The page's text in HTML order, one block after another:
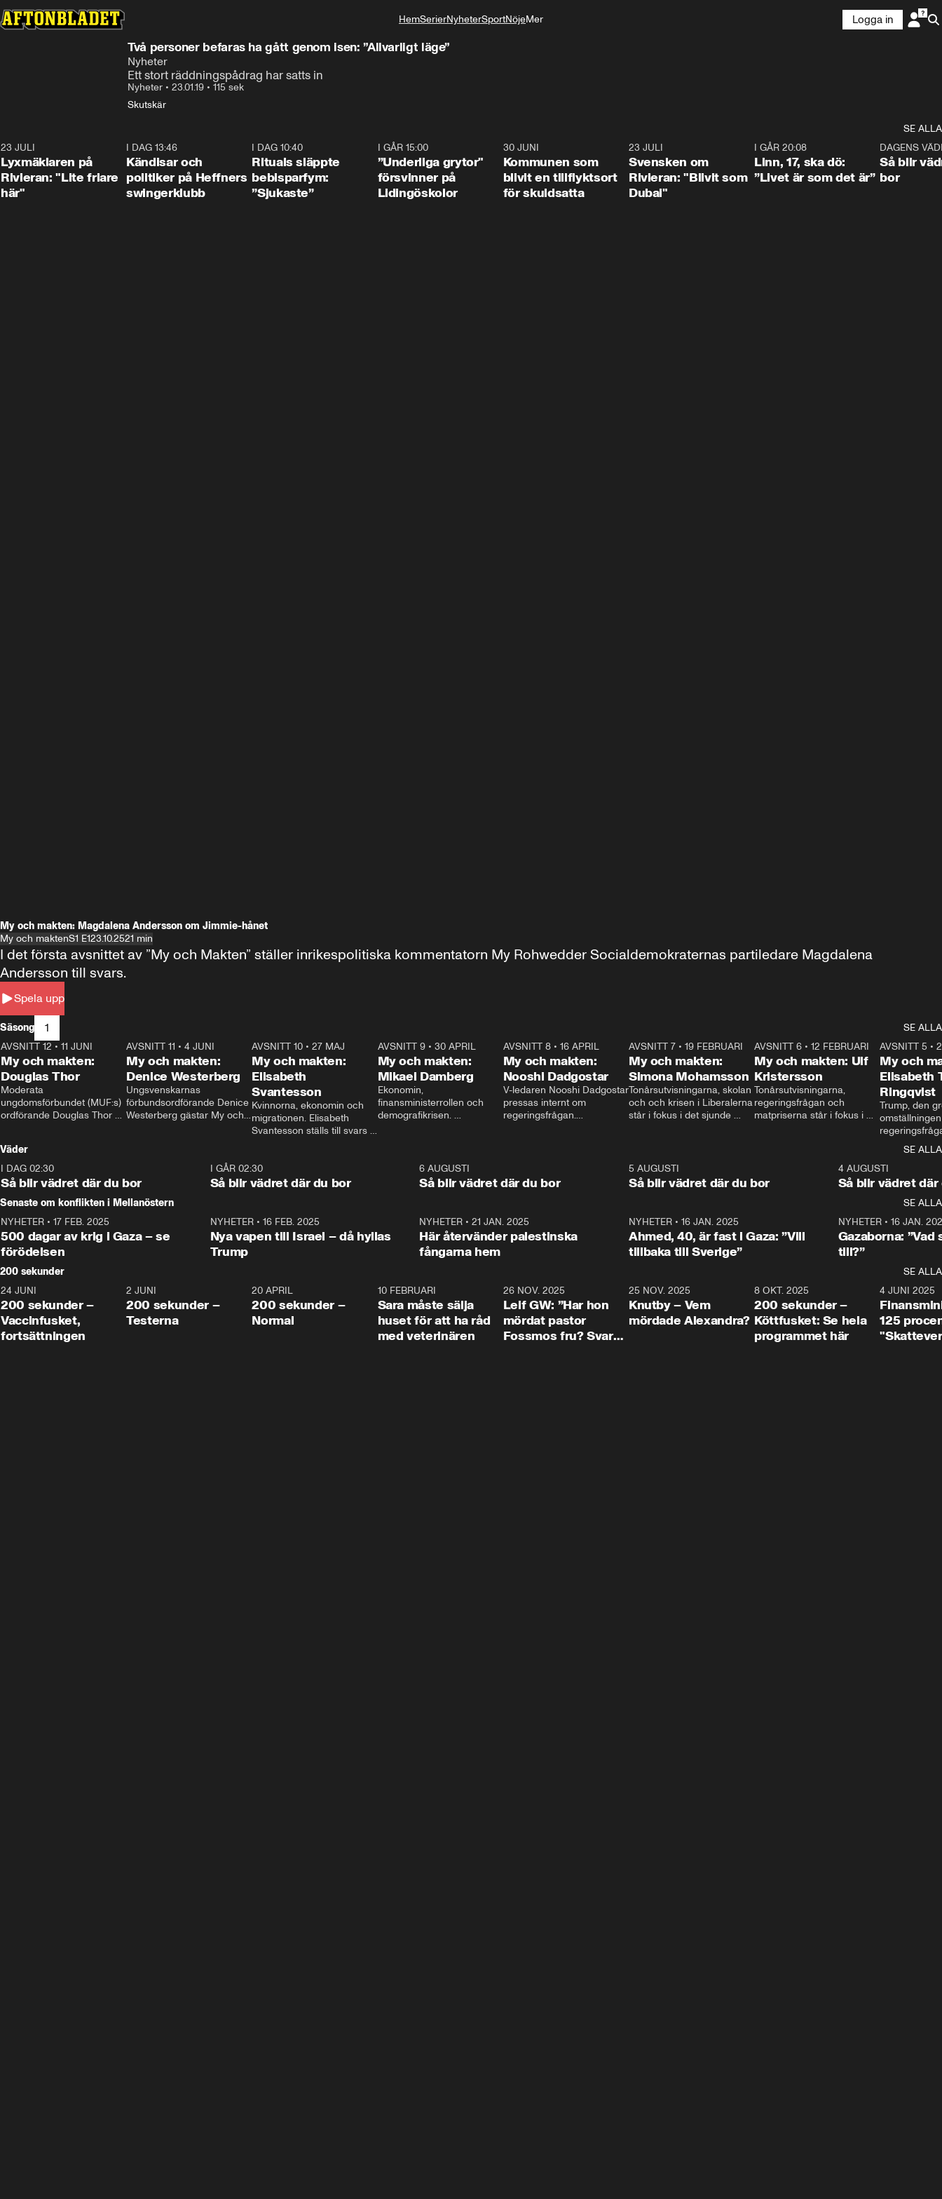
HemSerierNyheterSportNöjeMer
Logga in
Två personer befaras ha gått genom isen: ”Allvarligt läge”
Nyheter
Ett stort räddningspådrag har satts in
Nyheter • 23.01.19 • 115 sek
Skutskär
SE ALLA
23 JULI
Lyxmäklaren på
Rivieran: "Lite friare
här"
I DAG 13:46
Kändisar och
politiker på Heffners
swingerklubb
I DAG 10:40
Rituals släppte
bebisparfym:
”Sjukaste”
I GÅR 15:00
”Underliga grytor"
försvinner på
Lidingöskolor
30 JUNI
Kommunen som
blivit en tillflyktsort
för skuldsatta
23 JULI
Svensken om
Rivieran: "Blivit som
Dubai"
I GÅR 20:08
Linn, 17, ska dö:
”Livet är som det är”
DAGENS
Så blir
bor
My och makten: Magdalena Andersson om Jimmie-hånet
My och maktenS1 E123.10.2521 min
Spela upp
I det första avsnittet av ”My och Makten” ställer inrikespolitiska kommentatorn My Rohwedder Socialdemokraternas partiledare Magdalena
Andersson till svars.
Säsong 1
SE ALLA
26:27
AVSNITT 12 • 11 JUNI
My och makten:
Douglas Thor
Moderata
ungdomsförbundet (MUF:s)
ordförande Douglas Thor
tonårsutvisningarna och hur
Moderaterna ska locka
väljare till valet i höst.
23:40
AVSNITT 11 •4 JUNI
My och makten:
Denice Westerberg
Ungsvenskarnas
förbundsordförande Denice
Westerberg gästar My och
AVSNITT 10 •27 MAJ
My och makten:
Elisabeth
Svantesson
Kvinnorna, ekonomin och
migrationen. Elisabeth
Svantesson ställs till svars
AVSNITT 9• 30 APRIL
My och makten:
Mikael Damberg
Ekonomin,
finansministerrollen och
demografikrisen.
och Makten.
AVSNITT 8• 16 APRIL
My och makten:
Nooshi Dadgostar
V-ledaren Nooshi Dadgostar
pressas internt om
regeringsfrågan.
– Vi ställer upp i val. Ska vi
vara med så sitter vi förstås
24:30
AVSNITT 7• 19 FEBRUARI
My och makten:
Simona Mohamsson
Tonårsutvisningarna, skolan
och och krisen i Liberalerna
står i fokus i det sjunde
kommentator My
Rohwedder ställer
utbildnings- och
Mohamsson till svars.
27:30
AVSNITT 6 •12 FEBRUARI
My och makten: Ulf
Kristersson
Tonårsutvisningarna,
regeringsfrågan och
matpriserna står i fokus i
Rohwedder ställer
statsminister Ulf Kristersson
AVSNITT 5 •
My och
Elisabeth
Ringqvist
Trump, den
centrum i
avsnittet av
Makten”. Se
Aftonbladets
Rohwedder
Thand Ring
Väder
SE ALLA
I DAG 02:30
Så blir vädret där du bor
1:06
I GÅR 02:30
Så blir vädret där du bor
6 AUGUSTI
Så blir vädret där du bor
5 AUGUSTI
Så blir vädret där du bor
4 AUGUSTI
Så blir vädret där
Senaste om konflikten i Mellanöstern
SE ALLA
NYHETER • 17 FEB. 2025
500 dagar av krig i Gaza – se
förödelsen
NYHETER• 16 FEB. 2025
Nya vapen till Israel – då hyllas
Trump
NYHETER •21 JAN. 2025
Här återvänder palestinska
fångarna hem
NYHETER• 16 JAN. 2025
Ahmed, 40, är fast i Gaza: ”Vill
tillbaka till Sverige”
NYHETER• 16 JAN.
Gazaborna:
till?”
200 sekunder
SE ALLA
5:00
24 JUNI
200 sekunder –
Vaccinfusket,
fortsättningen
4:23
2 JUNI
200 sekunder –
Testerna
20 APRIL
200 sekunder –
Normal
10 FEBRUARI
Sara måste sälja
huset för att ha råd
med veterinären
26 NOV. 2025
Leif GW: ”Har hon
mördat pastor
Fossmos fru? Svar
31:05
25 NOV. 2025
Knutby – Vem
mördade Alexandra?
4:29
8 OKT. 2025
200 sekunder –
Köttfusket: Se hela
programmet här
4 JUNI 2025
125